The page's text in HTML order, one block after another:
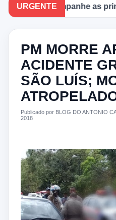
URGENTE
Acompanhe as
PM MORRE
ACIDENTE
SÃO LUÍS;
Publicado por BLOG DO ANTONIO
2018